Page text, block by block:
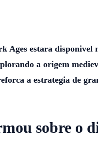
estara
a origem
a estrategia de
sobre o